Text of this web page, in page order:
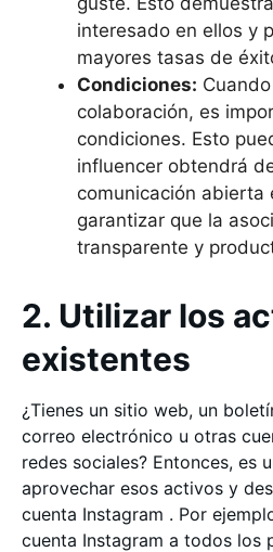
interesado en ellos y
mayores tasas de
Condiciones:
colaboración, es
condiciones. Esto
influencer obtendrá
comunicación abierta
garantizar que la
transparente y
2. Utilizar los
existentes
¿Tienes un sitio web, un
correo electrónico u otras
redes sociales? Entonces, es
aprovechar esos activos y
cuenta Instagram . Por
cuenta Instagram a todos los